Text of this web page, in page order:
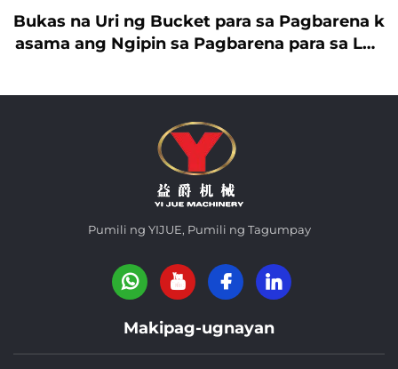
Bukas na Uri ng Bucket para sa Pagbarena k
asama ang Ngipin sa Pagbarena para sa Lup
Pumili ng YIJUE, Pumili ng Tagumpay
Makipag-ugnayan